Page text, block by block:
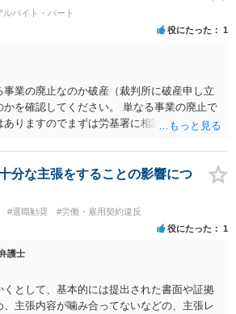
ルバイト・パート
役にたった 1
事業の廃止なのか破産（裁判所に破産申し立
を確認してください。 単なる事業の廃止で
ありますのでまずは労基署に相談してくださ
金などの労働債権は他の債務より優先して
までにかなり時間がかかるでしょう。 さら
者健康安全機構 」という公的機関が未払賃金
す。詳しくは、同機構の＜未払賃金立替払相
8663 相談時間：土日祝日を除く9:15～1
さい。同じように未払となった他の従業員の
みるといいでしょう。
分な主張をすることの影響につ
#退職勧奨 #労働・雇用契約違反
役にたった 1
護士
として、基本的には提出された書面や証拠
主張内容が噛み合ってないなどの、主張レ